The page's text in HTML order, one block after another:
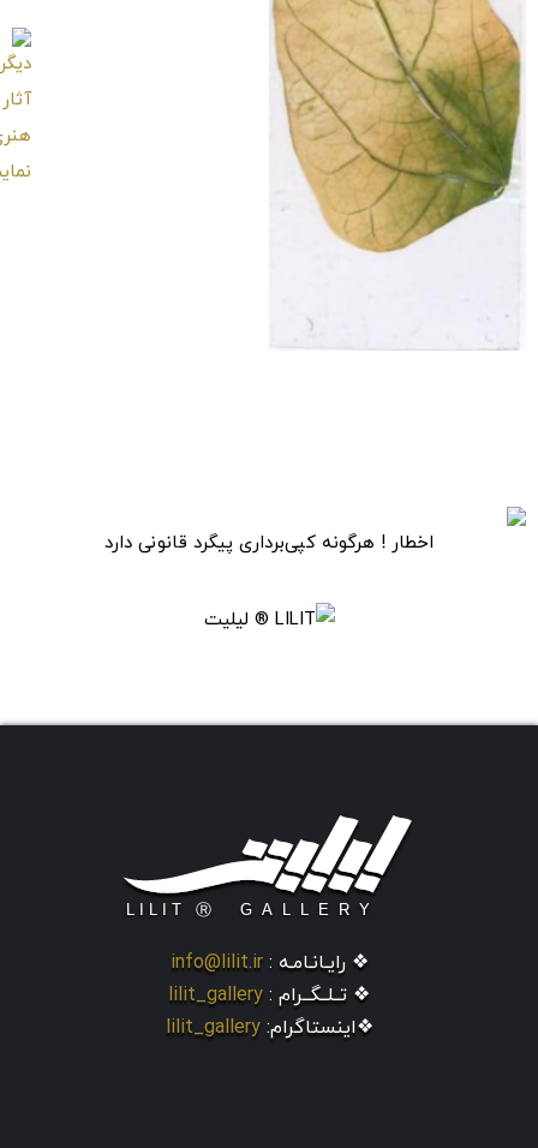
اخطار ! هرگونه کپی‌برداری پیگرد قانونی دارد
❖ رایـانـامـه :
info@lilit.ir
❖ تــلــگــرام : lilit_gallery
❖اینستاگرام: lilit_gallery